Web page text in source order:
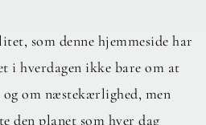
som denne hjemmeside har
i hverdagen ikke bare om at
om næstekærlighed, men
den planet som hver dag